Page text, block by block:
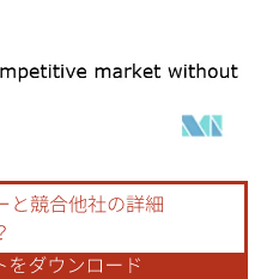
CC BY 4.0の表示が必要です。